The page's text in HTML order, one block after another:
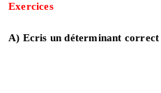
Exercices
A) Ecris un déterminant correct